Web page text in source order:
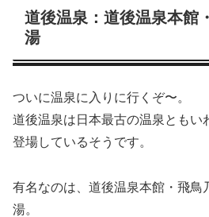
道後温泉：道後温泉本館
湯
ついに温泉に入りに行くぞ〜。
道後温泉は日本最古の温泉ともい
登場しているそうです。
有名なのは、道後温泉本館・飛鳥
湯。